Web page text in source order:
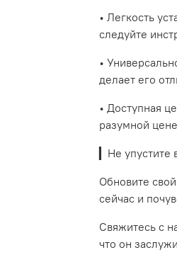
• Легкость
следуйте
•
делает его
• Доступная
разумной
▎Не
Обновите
сейчас и
Свяжитесь с
что он